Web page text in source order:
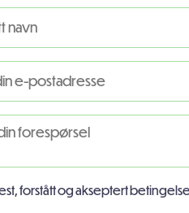
forstått og akseptert